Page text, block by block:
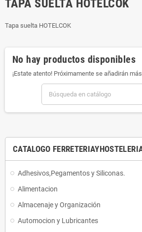
CATALOGO
Adhesivos,Pegamentos y Siliconas.
Alimentacion
Almacenaje y Organización
Automocion y Lubricantes
TAPA SUELTA HOTELCOK
Tapa suelta HOTELCOK
No hay productos disponibles
¡Estate atento! Próximamente se añadirán